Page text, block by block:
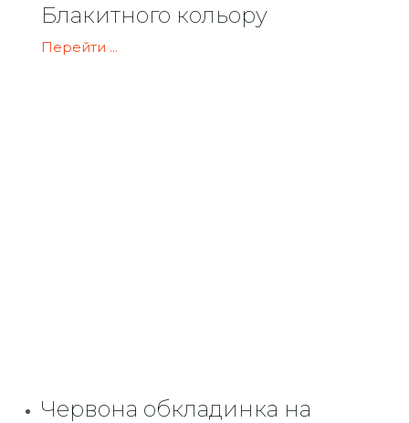
Блакитного кольору
Перейти ...
Червона обкладинка на